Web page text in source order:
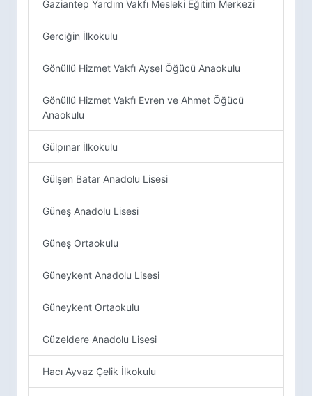
Gaziantep Yardım Vakfı Mesleki Eğitim Merkezi
Gerciğin İlkokulu
Gönüllü Hizmet Vakfı Aysel Öğücü Anaokulu
Gönüllü Hizmet Vakfı Evren ve Ahmet Öğücü
Anaokulu
Gülpınar İlkokulu
Gülşen Batar Anadolu Lisesi
Güneş Anadolu Lisesi
Güneş Ortaokulu
Güneykent Anadolu Lisesi
Güneykent Ortaokulu
Güzeldere Anadolu Lisesi
Hacı Ayvaz Çelik İlkokulu